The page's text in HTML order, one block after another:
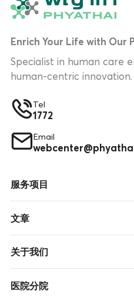
Enrich Your Life with Our
Specialist in human care
human-centric innovation.
Tel
1772
Email
服务项目
文章
关于我们
医院分院